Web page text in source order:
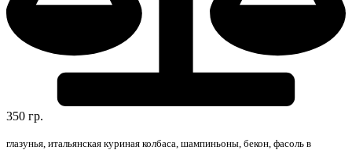
350 гр.
глазунья, итальянская куриная колбаса, шампиньоны, бекон, фасоль в